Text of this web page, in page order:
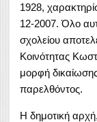
1928,
12-2007. Όλο
σχολείου
Κοινότητας
μορφή δικαίωσης
παρελθόντος.
Η δημοτική